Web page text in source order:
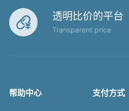
 透明比价的平台
Transparent price
帮助中心 支付方式